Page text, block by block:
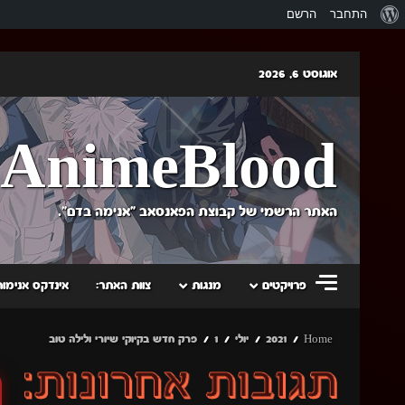
אודות
התחבר הרשם
content
אוגוסט 6, 2026
AnimeBlood
האתר הרשמי של קבוצת הפאנסאב "אנימה בדם".
פרויקטים מנגות צוות האתר: אינדקס
Home
2021 יולי 1 פרק חדש בקיוקי שיורי ולילה טוב